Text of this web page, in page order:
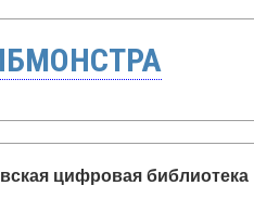
цифровая библиотека